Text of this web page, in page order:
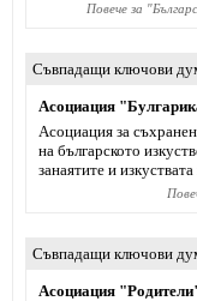
Повече за "
Съвпадащи ключови
Асоциация
Асоциация за
на българското
занаятите и
Съвпадащи ключови
Асоциация